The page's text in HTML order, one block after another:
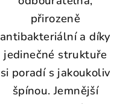
přirozeně
antibakteriální a díky
jedinečné struktuře
si poradí s jakoukoliv
špínou. Jemnější